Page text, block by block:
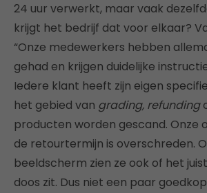
24 uur verwerkt, maar vaak
krijgt het bedrijf dat voor elkaar?
“Onze medewerkers hebben
gehad en krijgen duidelijke
Iedere klant heeft zijn eigen
het gebied van grading, refunding
producten worden gescand. Onze
de retourtermijn is overschreden.
beeldscherm zien ze ook of het
doos zit. Dus niet een paar